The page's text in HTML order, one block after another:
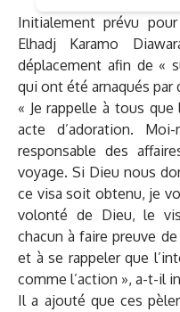
Initialement prévu
Elhadj Karamo
déplacement afin de «
qui ont été arnaqués par
« Je rappelle à tous
acte d’adoration.
responsable des
voyage. Si Dieu nous
ce visa soit obtenu, je
volonté de Dieu, le
chacun à faire preuve
et à se rappeler que
comme l’action », a-t-il
Il a ajouté que ces